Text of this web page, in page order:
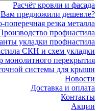
Расчёт кровли и фасада
Вам предложили дешевле?
резка металла
профнастила
укладки профнастила
СКН и схем укладки
монолитного перекрытия
системы для крыши
Новости
Доставка и оплата
Контакты
Акции